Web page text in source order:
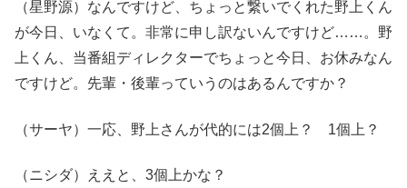
（星野源）なんですけど、ちょっと繋いでくれた野上くん
が今日、いなくて。非常に申し訳ないんですけど……。野
上くん、当番組ディレクターでちょっと今日、お休みなん
ですけど。先輩・後輩っていうのはあるんですか？
（サーヤ）一応、野上さんが代的には2個上？ 1個上？
（ニシダ）ええと、3個上かな？